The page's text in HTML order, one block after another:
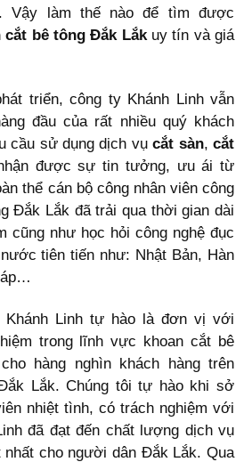
Vậy làm thế nào để tìm được
cắt bê tông Đắk Lắkuy tín và giá
triển, công ty Khánh Linh vẫn
đầu của rất nhiều quý khách
cầu sử dụng dịch vụcắt sàn,cắt
được sự tin tưởng, ưu ái từ
thể cán bộ công nhân viên công
Đắk Lắk đã trải qua thời gian dài
cũng như học hỏi công nghệ đục
tiên tiến như: Nhật Bản, Hàn
Khánh Linh tự hào là đơn vị với
trong lĩnh vực khoan cắt bê
hàng nghìn khách hàng trên
Lắk. Chúng tôi tự hào khi sở
nhiệt tình, có trách nghiệm với
đã đạt đến chất lượng dịch vụ
nhất cho người dân Đắk Lắk. Qua